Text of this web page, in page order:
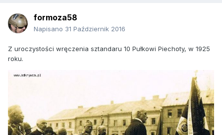
formoza58
Napisano 31 Październik 2016
Z uroczystości wręczenia sztandaru 10 Pułkowi Piechoty, w 1925
roku.